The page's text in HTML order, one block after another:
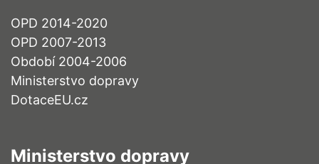
OPD 2014-2020
OPD 2007-2013
Období 2004-2006
Ministerstvo dopravy
DotaceEU.cz
Ministerstvo dopravy